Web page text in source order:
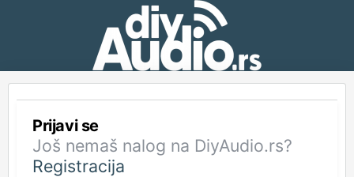
Prijavi se
Još nemaš nalog na DiyAudio.rs?
Registracija